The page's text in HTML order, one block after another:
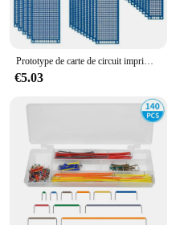
Prototype de carte de circuit imprimé bleu double face, kit électronique de bricolage, livraison gratuite, 2x8cm, 3x7cm, 4x6cm, 5x7cm, 7x9cm, 5 pièces, 10 pièces
€5.03